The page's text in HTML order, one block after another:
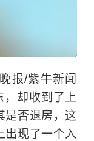
报/紫牛新闻
却收到了上
是否退房，这
出现了一个入